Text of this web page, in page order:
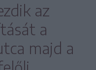
az
a
majd a